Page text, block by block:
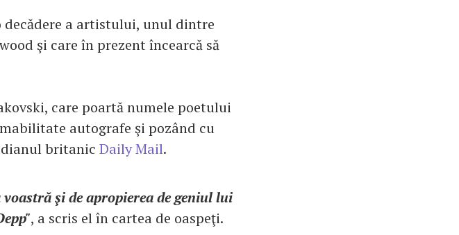
decădere a artistului, unul dintre
şi care în prezent încearcă să
care poartă numele poetului
autografe şi pozând cu
britanic Daily Mail.
şi de apropierea de geniul lui
, a scris el în cartea de oaspeţi.